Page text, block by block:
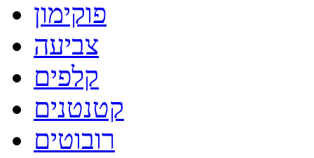
פוקימון
צביעה
קלפים
קטנטנים
רובוטים